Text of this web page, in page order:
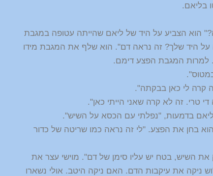
בליאם.
הוא הצביע על היד של ליאם שהייתה עטופה במגבת
היד שלך? זה נראה דם". הוא שלף את המגבת מידו
למרות המגבת הפצע דימם.
קרה לי כאן בבקתה".
טרי. זה לא קרה שאני הייתי כאן".
בדמעות, "נפלתי עם הכסא על השיש".
בחן את הפצע. "לי זה נראה כמו שריטה של כדור
השיש, בטח יש עליו סימן של דם". מוישי עצר את
ניקה את עיקבות הדם. האם ניקה היטב. אולי נשארו